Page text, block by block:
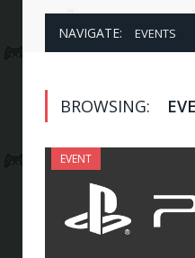
NAVIGATE: EVENTS
BROWSING:
EVENT